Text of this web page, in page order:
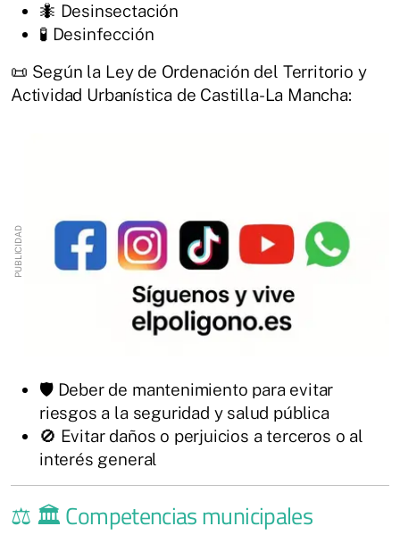
🐜 Desinsectación
🧪 Desinfección
📜 Según la Ley de Ordenación del Territorio y
Actividad Urbanística de Castilla-La Mancha:
🛡️ Deber de mantenimiento para evitar
riesgos a la seguridad y salud pública
🚫 Evitar daños o perjuicios a terceros o al
interés general
⚖️ 🏛️ Competencias municipales